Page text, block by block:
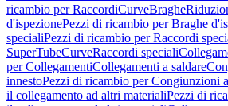
ricambio per RaccordiCurveBraghe
d'ispezionePezzi di ricambio per Braghe
specialiPezzi di ricambio per Raccordi
SuperTubeCurveRaccordi speciali
per CollegamentiCollegamenti a saldare
innestoPezzi di ricambio per Congiunzioni
il collegamento ad altri materialiPezzi di